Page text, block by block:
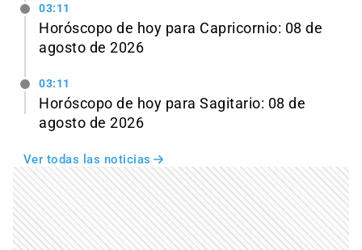
03:11
Horóscopo de hoy para Capricornio: 08 de
agosto de 2026
03:11
Horóscopo de hoy para Sagitario: 08 de
agosto de 2026
Ver todas las noticias